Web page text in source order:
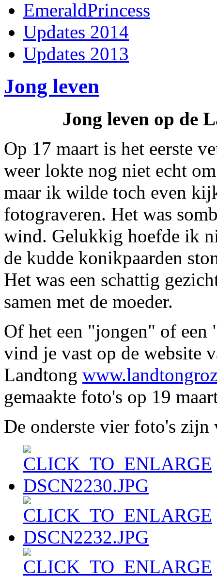
EmeraldPrincess
Updates 2014
Updates 2013
Jong leven
Jong leven op de
Op 17 maart is het eerste
weer lokte nog niet echt
maar ik wilde toch even
fotograveren. Het was
wind. Gelukkig hoefde ik
de kudde konikpaarden
Het was een schattig
samen met de moeder.
Of het een "jongen" of
vind je vast op de website
Landtong
gemaakte foto's op 19
De onderste vier foto's zijn